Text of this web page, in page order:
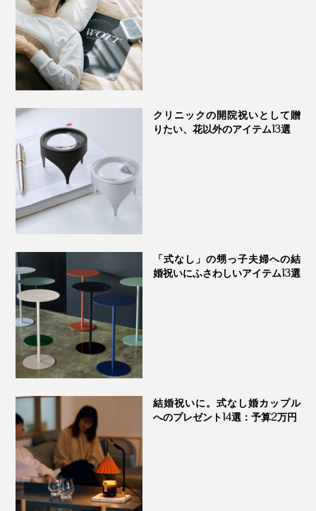
油をブレンド。
自然のやさしさを感じるラベンダーアルパインの芳香か
ら、すぐにユーカリレモン・ミントの突き抜けるような
清々しさに包まれます。緑や樹木の穏やかな香りは、奥
の方からじんわりと。
虫が気になる季節にぴったりな調香で、おやすみ前のベ
ッドサイドでも、ぜひ。
THE HINOKI
クリニックの開院祝いとして贈
りたい、花以外のアイテム13選
「式なし」の甥っ子夫婦への結
婚祝いにふさわしいアイテム13選
結婚祝いに。式なし婚カップル
へのプレゼント14選：予算2万円